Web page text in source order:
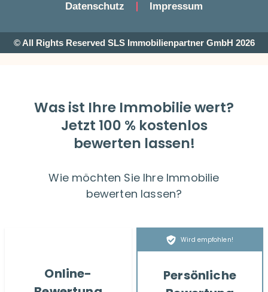
Datenschutz Impressum
© All Rights Reserved SLS Immobilienpartner GmbH 2026